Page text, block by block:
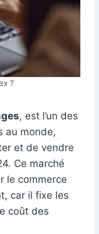
?
, est l’un des
au monde,
et de vendre
Ce marché
le commerce
car il fixe les
coût des